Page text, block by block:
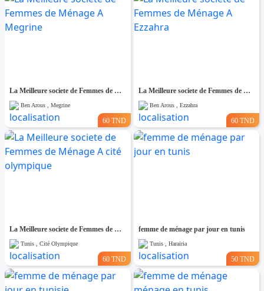
La Meilleure societe de Femmes de Ménage A Megrine
Ben Arous , Megrine
60 TND
La Meilleure societe de Femmes de Ménage A Ezzahra
Ben Arous , Ezzahra
60 TND
La Meilleure societe de Femmes de Ménage A cité olympique
Tunis , Cité Olympique
60 TND
femme de ménage par jour en tunis
Tunis , Harairia
50 TND